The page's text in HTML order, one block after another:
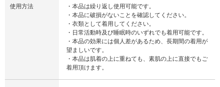
使用方法
・本品は繰り返し使用可能です。
・本品に破損がないことを確認してください。
・衣類として着用してください。
・日常活動時及び睡眠時のいずれでも着用可能です。
・本品の効果には個人差があるため、長期間の着用が
望ましいです。
・本品は肌着の上に重ねても、素肌の上に直接でもご
着用頂けます。